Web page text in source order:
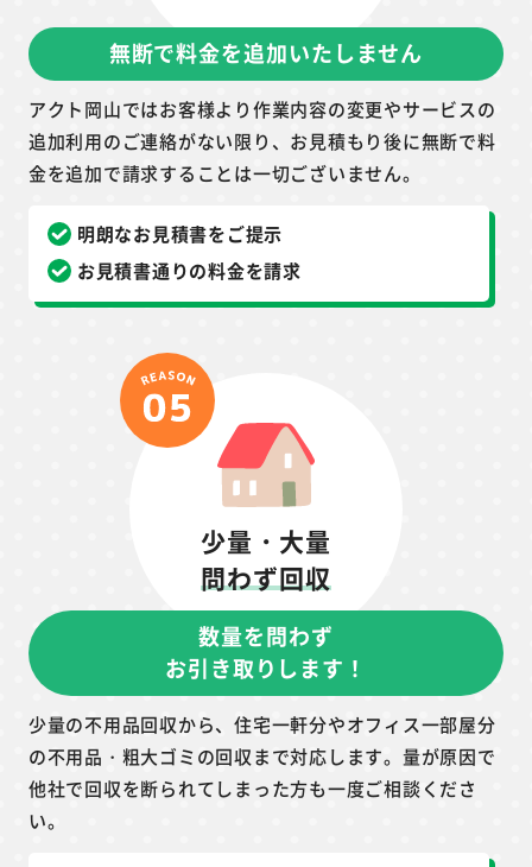
無断で料金を追加いたしません
アクト岡山ではお客様より作業内容の変更やサービスの
追加利用のご連絡がない限り、お見積もり後に無断で料
金を追加で請求することは一切ございません。
明朗なお見積書をご提示
お見積書通りの料金を請求
少量・大量
問わず回収
数量を問わず
お引き取りします！
少量の不用品回収から、住宅一軒分やオフィス一部屋分
の不用品・粗大ゴミの回収まで対応します。量が原因で
他社で回収を断られてしまった方も一度ご相談くださ
い。